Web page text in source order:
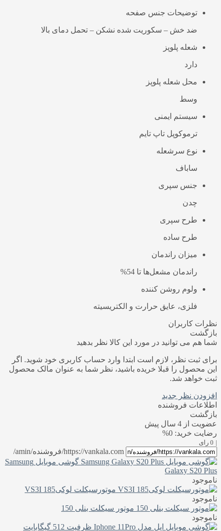
توضیحات جنس صفحه
ضد خش – سکوریت شده نشکن – تحمل دمای بالا
شعله پلوپز
دارد
محل شعله پلوپز
وسط
سیستم ایمنی
ترموکوپل تاپ تایم
نوع سرشعله
ساباف
جنس سپری
چدن
طرح سپری
طرح ساده
میزان راندمان
راندمان مشعل‌ها تا 54%
ولوم روشن کننده
فلزی، عایق حرارت و الکتریسیته
نظرات کاربران
بازگشت
شما هم می توانید در مورد این کالا نظر بدهید
برای ثبت نظر، لازم است ابتدا وارد حساب کاربری خود شوید. اگر
این محصول را قبلا خریده باشید، نظر شما به عنوان مالک محصول
ثبت خواهد شد.
افزودن نظر جدید
اطلاعات فروشنده
بازگشت
عضویت از 4 سال پیش
رضایت خرید: 0%
| 0 رای
https://vankala.com/فروشنده/amin/
گوشی موبایل Samsung
Galaxy S20 Plus
ناموجود
موتورسیکلت لوکی185 VS3I
ناموجود
موتور سیکلت بنلی 150
ناموجود